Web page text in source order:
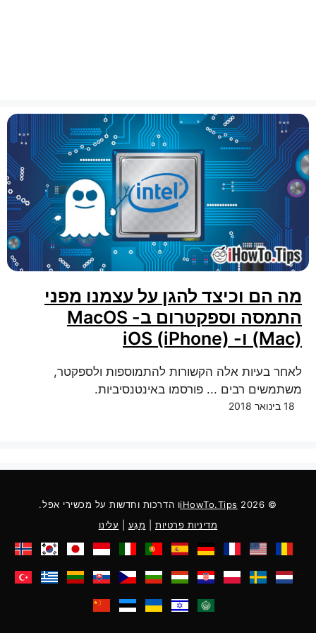
מה הם וכיצד להגן על עצמנו מפני
התמסה וספקטרום ב- MacOS
(Mac) ו- iOS (iPhone)
לאחר בעיות אלה הקשורות להתמוספות ולספקטר,
משתמשים רבים ... פורסמו באינטנסיביות.
18 בינואר 2018
© 2026
iHowTo.Tipsו הדרכות וחדשות על מכשירי אפל.
מדיניות פרטיות
מַגָע עלינו